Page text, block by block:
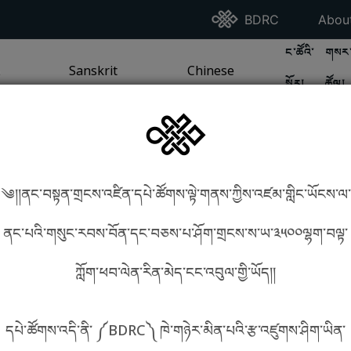
Go To BDRC
BDRC Go
/ SEA TRADITIONPAGE
GO TOSANSKRIT TRADITION
Sanskrit
GO TOCHINESE TRADITION
Chinese
GO TO
ང་ཚོའི་
སྐོར།
GO
ཚོལ།
༄།།ནང་བསྟན་གྲངས་འཛིན་དཔེ་ཚོགས་ལྟེ་གནས་ཀྱིས་འཛམ་གླིང་ཡོངས་ལ་
ནང་པའི་གསུང་རབས་བོན་དང་བཅས་པ་ཤོག་གྲངས་ས་ཡ་༣༥༠༠ལྷག་བལྟ་
ཀློག་ཕབ་ལེན་རིན་མེད་ངང་འབུལ་གྱི་ཡོད།།
དཔེ་ཚོགས་འདི་ནི་ ༼BDRC༽ ཁེ་གཉེར་མིན་པའི་རྩ་འཛུགས་ཤིག་ཡིན་
phonetics! How to find things?